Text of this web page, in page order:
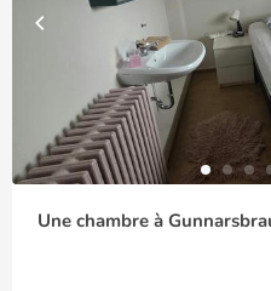
Une chambre à